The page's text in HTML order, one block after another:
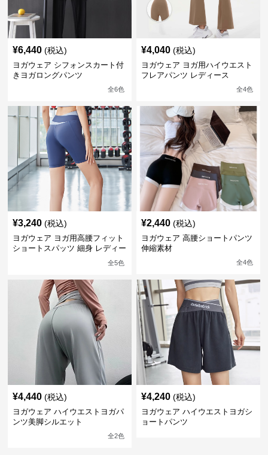
¥6,440 (税込)
ヨガウェア シフォンスカート付
きヨガロングパンツ
全6色
¥4,040 (税込)
ヨガウェア ヨガ用ハイウエスト
フレアパンツ レディース
全4色
¥3,240 (税込)
ヨガウェア ヨガ用高腰フィット
ショートスパッツ 細身 レディー
全5色
¥2,440 (税込)
ヨガウェア 高腰ショートパンツ
伸縮素材
全4色
¥4,440 (税込)
ヨガウェア ハイウエストヨガパ
ンツ美脚シルエット
全2色
¥4,240 (税込)
ヨガウェア ハイウエストヨガシ
ョートパンツ